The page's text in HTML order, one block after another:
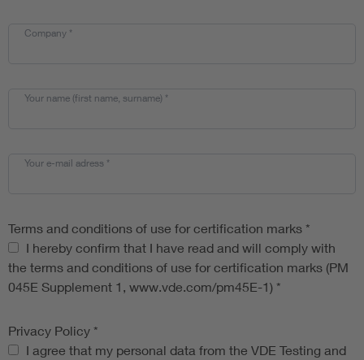
Company *
Your name (first name, surname) *
Your e-mail adress *
Terms and conditions of use for certification marks *
Terms and conditions of use for certification marks
I hereby confirm that I have read and will comply with
the terms and conditions of use for certification marks (PM
045E Supplement 1, www.vde.com/pm45E-1) *
Privacy Policy *
Privacy Policy
I agree that my personal data from the VDE Testing and